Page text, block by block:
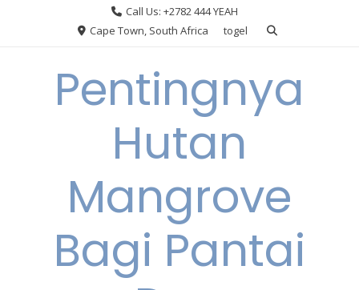
Call Us: +2782 444 YEAH
Cape Town, South Africa
togel
Pentingnya
Hutan
Mangrove
Bagi Pantai